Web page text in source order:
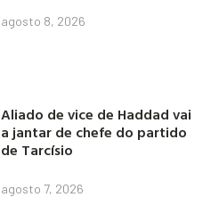
agosto 8, 2026
Aliado de vice de Haddad vai
a jantar de chefe do partido
de Tarcísio
agosto 7, 2026